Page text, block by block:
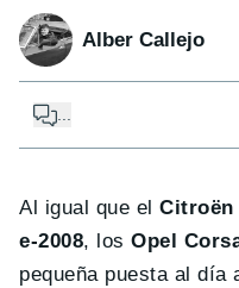
Alber Callejo
Al igual que elCitroën
e-2008, losOpel
pequeña puesta al día